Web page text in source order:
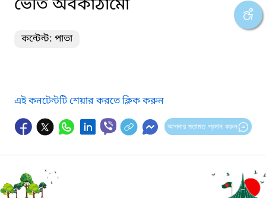
ভৌত অবকাঠামো
কন্টেন্ট: পাতা
এই কনটেন্টটি শেয়ার করতে ক্লিক করুন
আপনার মতামত প্রদান করুন